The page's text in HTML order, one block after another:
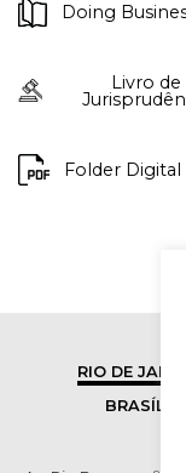
Doing
Livro de
Folder Digital
RIO DE
BRASÍLIA